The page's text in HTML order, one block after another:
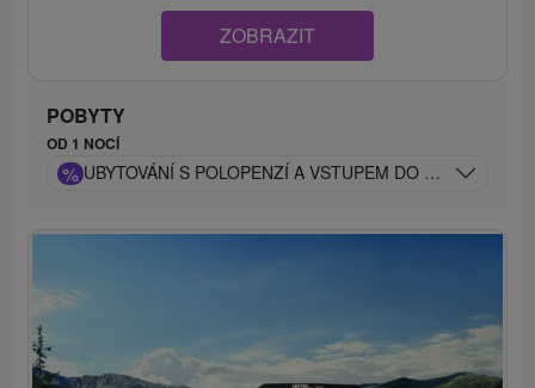
ZOBRAZIT
POBYTY
OD 1 NOCÍ
% UBYTOVÁNÍ S POLOPENZÍ A VSTUPEM DO WELLNESS